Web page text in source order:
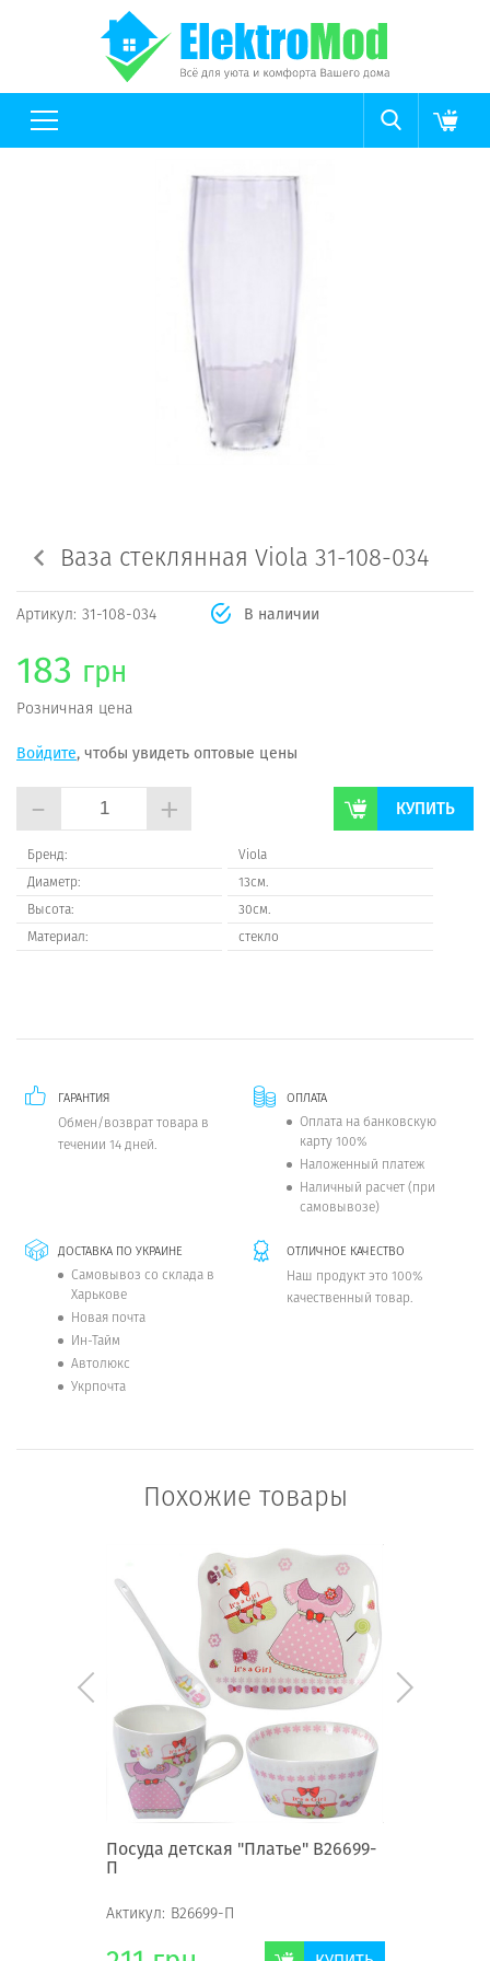
Ваза стеклянная Viola 31-108-034
Артикул: 31-108-034 В наличии
183 грн
Розничная цена
Войдите, чтобы увидеть оптовые цены
- + КУПИТЬ
Бренд:
Viola
Диаметр:
13см.
Высота:
30см.
Материал:
стекло
ГАРАНТИЯ
Обмен/возврат товара в
течении 14 дней.
ОПЛАТА
Оплата на банковскую
карту 100%
Наложенный платеж
Наличный расчет (при
самовывозе)
ДОСТАВКА ПО УКРАИНЕ
Самовывоз со склада в
Харькове
Новая почта
Ин-Тайм
Автолюкс
Укрпочта
ОТЛИЧНОЕ КАЧЕСТВО
Наш продукт это 100%
качественный товар.
Похожие товары
Посуда детская "Платье" B26699-
П
Актикул: B26699-П